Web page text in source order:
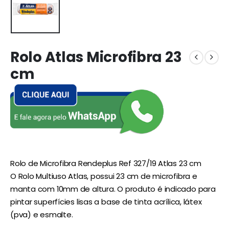
Rolo Atlas Microfibra 23
cm
Rolo de Microfibra Rendeplus Ref 327/19 Atlas 23 cm
O Rolo Multiuso Atlas, possui 23 cm de microfibra e
manta com 10mm de altura. O produto é indicado para
pintar superfícies lisas a base de tinta acrílica, látex
(pva) e esmalte.